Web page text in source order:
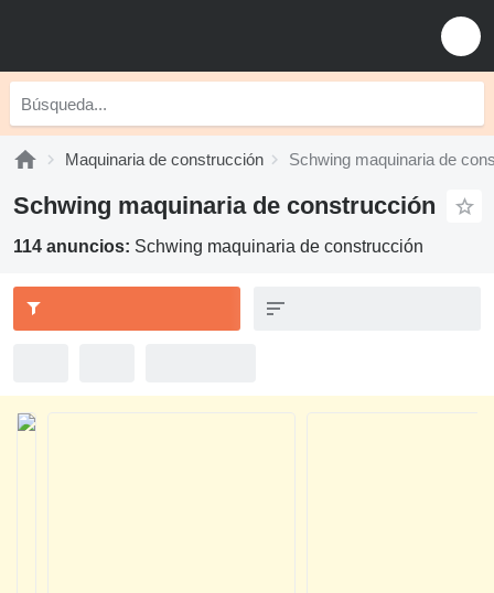
Maquinaria de construcción Schwing maquinaria de
Schwing maquinaria de construcción
114 anuncios: Schwing maquinaria de construcción